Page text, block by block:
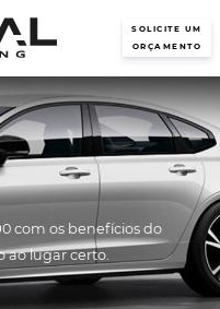
SOLICITE UM
ORÇAMENTO
com os benefícios do
ao lugar certo.